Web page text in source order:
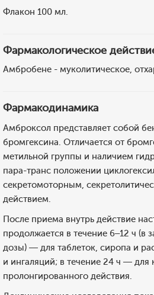
Флакон 100 мл.
Фармакологическое
Амбробене - муколитическое,
Фармакодинамика
Амброксол представляет собой
бромгексина. Отличается от
метильной группы и наличием
пара-транс положении
секретомоторным,
действием.
После приема внутрь действие
продолжается в течение 6–12 ч (в
дозы) — для таблеток, сиропа и
и ингаляций; в течение 24 ч — для
пролонгированного действия.